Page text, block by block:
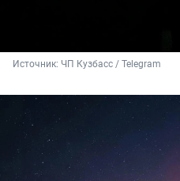
Источник: ЧП Кузбасс / Telegram